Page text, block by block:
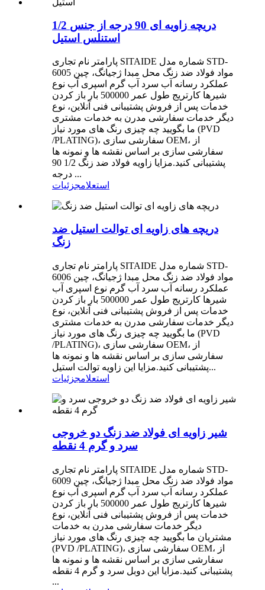
1/2 دریچه زاویه ای 90 درجه از جنس
استنلس استیل
پارامتر نام تجاری SITAIDE شماره مدل STD-
6005 مواد فولاد ضد زنگ محل مبدا ژجیانگ، چین
عملکرد رسانه آب سرد آب گرم اسپری آب نوع
شیرها کارتریج طول عمر 500000 بار باز کردن
خدمات پس از فروش پشتیبانی فنی آنلاین، نوع
دیگر خدمات سفارشی مدرن به خدمات مشتری
ما بگویید چه چیزی رنگ های مورد نیاز (PVD
/PLATING)، سفارشی سازی OEM، از
سفارشی سازی بر اساس نقشه ها و نمونه ها
پشتیبانی کنید.مزایا زاویه فولاد ضد زنگ 1/2 90
درجه ...
استعلامجزئیات
دریچه های زاویه ای توالت استیل ضد
زنگ
پارامتر نام تجاری SITAIDE شماره مدل STD-
6006 مواد فولاد ضد زنگ محل مبدا ژجیانگ، چین
عملکرد رسانه آب سرد آب گرم نوع اسپری آب
شیرها کارتریج طول عمر 500000 بار باز کردن
خدمات پس از فروش پشتیبانی فنی آنلاین، نوع
دیگر خدمات سفارشی مدرن به خدمات مشتری
ما بگویید چه چیزی رنگ های مورد نیاز (PVD
/PLATING)، سفارشی سازی OEM، از
سفارشی سازی بر اساس نقشه ها و نمونه ها
پشتیبانی کنید.مزایا این زاویه توالت استیل...
استعلامجزئیات
شیر زاویه ای فولاد ضد زنگ دو خروجی
سرد و گرم 4 نقطه
پارامتر نام تجاری SITAIDE شماره مدل STD-
6009 مواد فولاد ضد زنگ محل مبدا ژجیانگ، چین
عملکرد رسانه آب سرد آب گرم اسپری آب نوع
شیرها کارتریج طول عمر 500000 بار باز کردن
خدمات پس از فروش پشتیبانی فنی آنلاین، نوع
دیگر خدمات سفارشی مدرن به خدمات
مشتریان ما بگویید چه چیزی رنگ های مورد نیاز
(PVD /PLATING)، سفارشی سازی OEM، از
سفارشی سازی بر اساس نقشه ها و نمونه ها
پشتیبانی کنید.مزایا این دوبل سرد و گرم 4 نقطه
...